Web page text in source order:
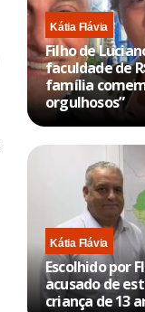
Kátia Flávia
Filho de
faculdade de
família
orgulhosos”
Kátia Flávia
Escolhido por
acusado de
criança de 13